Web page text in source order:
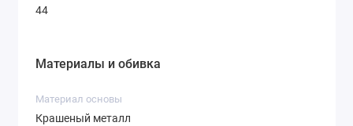
44
Материалы и обивка
Материал основы
Крашеный металл